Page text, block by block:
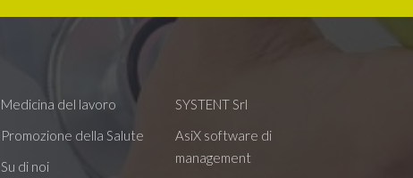
Medicina del lavoro
Promozione della Salute
Su di noi
SYSTENT Srl
AsiX software di
management